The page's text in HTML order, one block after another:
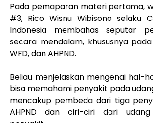
Pada pemaparan materi pertama,
#3, Rico Wisnu Wibisono selaku
Indonesia membahas seputar
secara mendalam, khususnya
WFD, dan AHPND.
Beliau menjelaskan mengenai hal-
bisa memahami penyakit pada
mencakup pembeda dari tiga
AHPND dan ciri-ciri dari